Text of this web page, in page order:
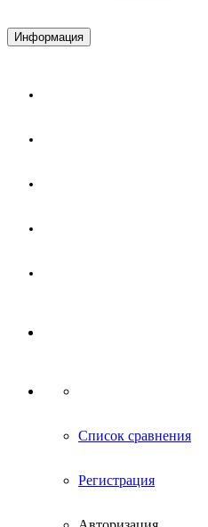
Информация
Список сравнения
Регистрация